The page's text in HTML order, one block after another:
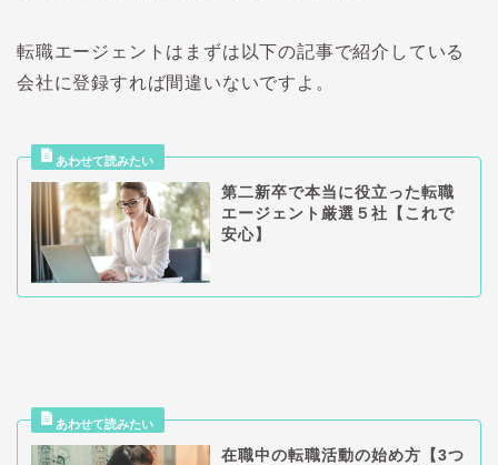
転職エージェントはまずは以下の記事で紹介している
会社に登録すれば間違いないですよ。
第二新卒で本当に役立った転職
エージェント厳選５社【これで
安心】
在職中の転職活動の始め方【3つ